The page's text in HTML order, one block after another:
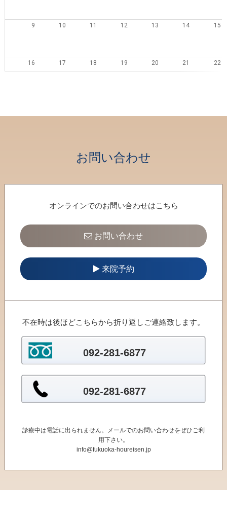
9 10 11 12 13 14 15
16 17 18 19 20 21 22
お問い合わせ
オンラインでのお問い合わせはこちら
お問い合わせ
来院予約
不在時は後ほどこちらから折り返しご連絡致します。
092-281-6877
092-281-6877
診療中は電話に出られません。メールでのお問い合わせをぜひご利
用下さい。
info@fukuoka-houreisen.jp